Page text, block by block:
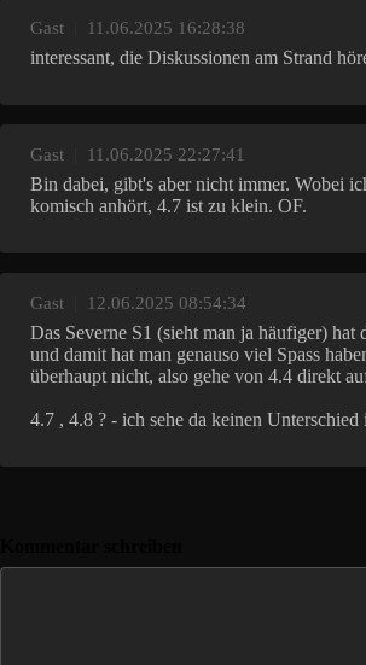
Gast 11.06.2025 16:28:38
interessant, die Diskussionen am Strand
Gast 11.06.2025 22:27:41
Bin dabei, gibt's aber nicht immer. Wobei
komisch anhört, 4.7 ist zu klein. OF.
Gast 12.06.2025 08:54:34
Das Severne S1 (sieht man ja häufiger)
und damit hat man genauso viel Spass
überhaupt nicht, also gehe von 4.4 direkt
4.7 , 4.8 ? - ich sehe da keinen